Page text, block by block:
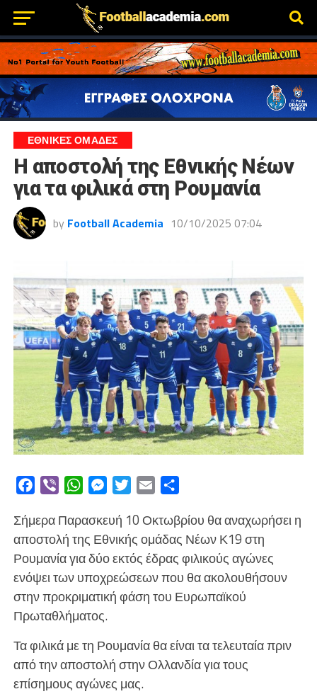
ΕΘΝΙΚΕΣ ΟΜΑΔΕΣ
Η αποστολή της Εθνικής Νέων
για τα φιλικά στη Ρουμανία
by Football Academia 10/10/2025 07:04
Facebook
Viber WhatsAppMessengerTwitterEmail
Σήμερα Παρασκευή 10 Οκτωβρίου θα αναχωρήσει η
αποστολή της Εθνικής ομάδας Νέων Κ19 στη
Ρουμανία για δύο εκτός έδρας φιλικούς αγώνες
ενόψει των υποχρεώσεων που θα ακολουθήσουν
στην προκριματική φάση του Ευρωπαϊκού
Πρωταθλήματος.
Τα φιλικά με τη Ρουμανία θα είναι τα τελευταία πριν
από την αποστολή στην Ολλανδία για τους
επίσημους αγώνες μας.